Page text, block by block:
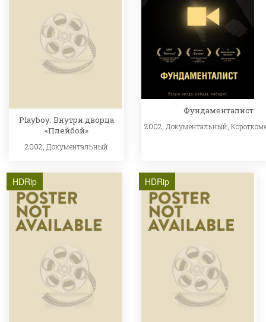
Playboy: Внутри дворца
«Плейбой»
2002, Документальный
Фундаменталист
2002,Документальный,
HDRip HDRip